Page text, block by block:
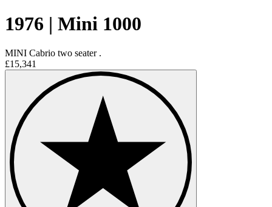
1976 | Mini 1000
MINI Cabrio two seater .
£15,341